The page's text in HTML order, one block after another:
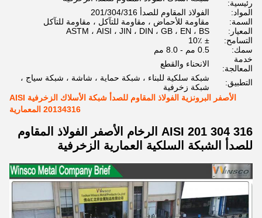
رئيسية:
المواد:
الفولاذ المقاوم للصدأ 201/304/316
السمة:
مقاومة للأحماض ، مقاومة للتآكل ، مقاومة للتآكل
المعيار:
ASTM ، AISI ، JIN ، DIN ، GB ، EN ، BS
التسامح:
± 10٪
سمك:
0.5 مم - 8.0 مم
خدمة
المعالجة:
الانحناء والقطع
التطبيق:
شبكة سلكية للبناء ، شبكة حماية ، شاشة ، شبكة سياج ،
شبكة زخرفية
الأصفر البرونزية الفولاذ المقاوم للصدأ شبكة الأسلاك الزخرفية AISI
20134316 المعمارية
AISI 201 304 316 الرخام الأصفر الفولاذ المقاوم
للصدأ الشبكة السلكية العمارية الزخرفية